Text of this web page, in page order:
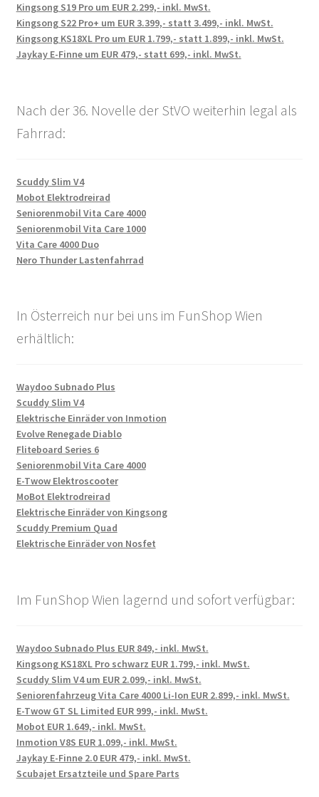
Kingsong S19 Pro um EUR 2.299,- inkl. MwSt.
Kingsong S22 Pro+ um EUR 3.399,- statt 3.499,- inkl. MwSt.
Kingsong KS18XL Pro um EUR 1.799,- statt 1.899,- inkl. MwSt.
Jaykay E-Finne um EUR 479,- statt 699,- inkl. MwSt.
Nach der 36. Novelle der StVO weiterhin legal als
Fahrrad:
Scuddy Slim V4
Mobot Elektrodreirad
Seniorenmobil Vita Care 4000
Seniorenmobil Vita Care 1000
Vita Care 4000 Duo
Nero Thunder Lastenfahrrad
In Österreich nur bei uns im FunShop Wien
erhältlich:
Waydoo Subnado Plus
Scuddy Slim V4
Elektrische Einräder von Inmotion
Evolve Renegade Diablo
Fliteboard Series 6
Seniorenmobil Vita Care 4000
E-Twow Elektroscooter
MoBot Elektrodreirad
Elektrische Einräder von Kingsong
Scuddy Premium Quad
Elektrische Einräder von Nosfet
Im FunShop Wien lagernd und sofort verfügbar:
Waydoo Subnado Plus EUR 849,- inkl. MwSt.
Kingsong KS18XL Pro schwarz EUR 1.799,- inkl. MwSt.
Scuddy Slim V4 um EUR 2.099,- inkl. MwSt.
Seniorenfahrzeug Vita Care 4000 Li-Ion EUR 2.899,- inkl. MwSt.
E-Twow GT SL Limited EUR 999,- inkl. MwSt.
Mobot EUR 1.649,- inkl. MwSt.
Inmotion V8S EUR 1.099,- inkl. MwSt.
Jaykay E-Finne 2.0 EUR 479,- inkl. MwSt.
Scubajet Ersatzteile und Spare Parts